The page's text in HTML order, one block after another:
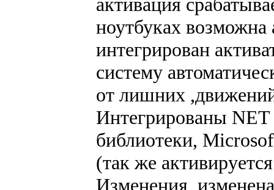
активация
ноутбуках возможна
интегрирован
систему
от лишних
Интегрированы
библиотеки,
(так же
Изменения,